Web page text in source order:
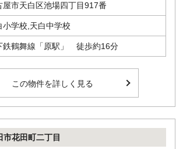
屋市天白区池場四丁目917番
小学校,天白中学校
鉄鶴舞線「原駅」 徒歩約16分
この物件を詳しく見る
市花田町二丁目